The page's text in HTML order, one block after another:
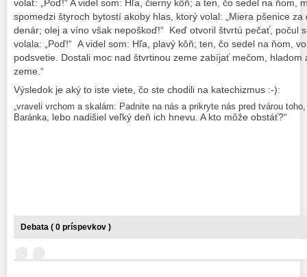
volať: „Poď!“ A videl som: Hľa, čierny kôň; a ten, čo sedel na ňom,
spomedzi štyroch bytostí akoby hlas, ktorý volal: „Miera pšenice
denár; olej a víno však nepoškoď!“
Keď otvoril štvrtú pečať, počul
volala: „Poď!“ A videl som: Hľa, plavý kôň; ten, čo sedel na ňom,
podsvetie. Dostali moc nad štvrtinou zeme zabíjať mečom, hladom
zeme.“
Výsledok je aký to iste viete, čo ste chodili na katechizmus :-):
„vraveli vrchom a skalám: Padnite na nás a prikryte nás pred tvárou
Baránka, l ebo nadišiel veľký deň ich hnevu. A kto môže obstáť?“
Debata ( 0 príspevkov )